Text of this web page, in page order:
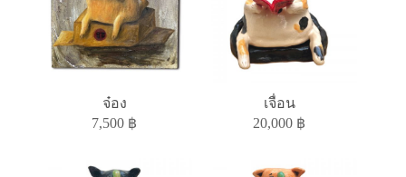
จ๋อง
7,500 ฿
เจื่อน
20,000 ฿